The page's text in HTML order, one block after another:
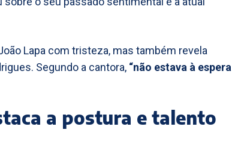
Lapa com tristeza, mas também revela
Segundo a cantora, “não estava à espera
a postura e talento